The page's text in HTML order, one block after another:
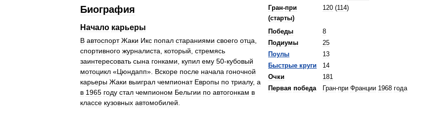
Гран-при
(старты)
120 (114)
Победы
8
Подиумы
25
Поулы
13
Быстрые круги
14
Очки
181
Первая победа Гран-при Франции 1968 года
Биография
Начало карьеры
В автоспорт Жаки Икс попал стараниями своего отца
спортивного журналиста который стремясь
заинтересовать сына гонками купил ему 50-кубовый
мотоцикл «Цюндапп». Вскоре после начала гоночной
карьеры Жаки выиграл чемпионат Европы по триалу, а
в 1965 году стал чемпионом Бельгии по автогонкам в
классе кузовных автомобилей